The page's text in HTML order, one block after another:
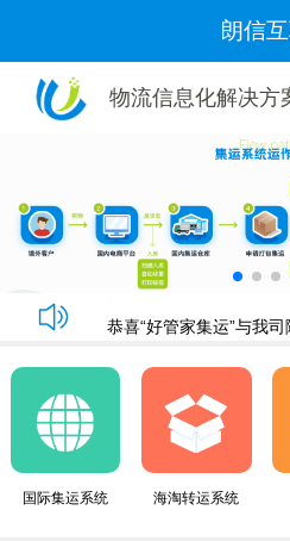
朗信
物流信息化解决方
恭喜“好管家集运”与我司
朗信集运系统手机端快
朗信集运系统与广州飞
黄金8月，朗信再次签约
恭喜“好管家集运”与我司
朗信集运系统与广州飞
黄金8月，朗信再次签约
国际集运系统 海淘转运系统